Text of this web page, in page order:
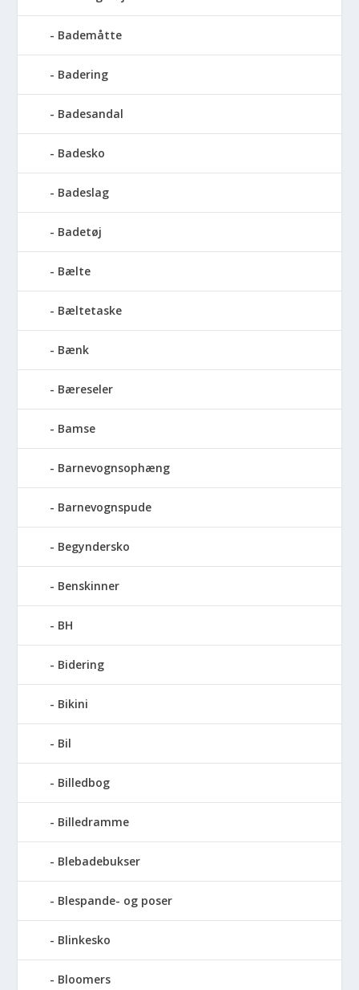
Bademåtte
Badering
Badesandal
Badesko
Badeslag
Badetøj
Bælte
Bæltetaske
Bænk
Bæreseler
Bamse
Barnevognsophæng
Barnevognspude
Begyndersko
Benskinner
BH
Bidering
Bikini
Bil
Billedbog
Billedramme
Blebadebukser
Blespande- og poser
Blinkesko
Bloomers